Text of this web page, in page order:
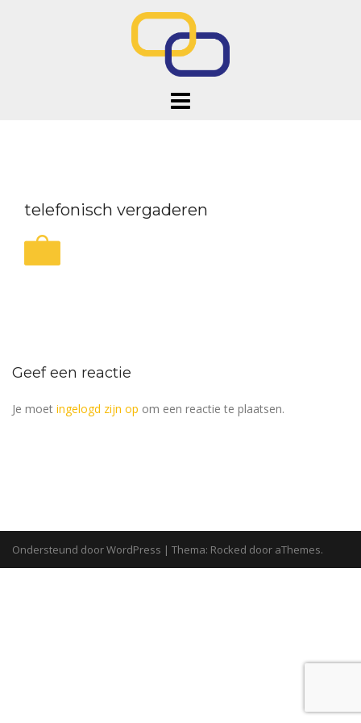
telefonisch vergaderen
Geef een reactie
Je moet ingelogd zijn op om een reactie te plaatsen.
Ondersteund door WordPress | Thema: Rocked door aThemes.